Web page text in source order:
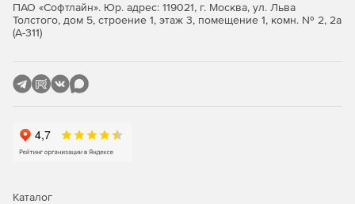
Дистрибуция Royalty-free.
ПАО «Софтлайн». Юр. адрес: 119021, г. Москва, ул. Льва
Толстого, дом 5, строение 1, этаж 3, помещение 1, комн. № 2, 2а
(А-311)
Каталог